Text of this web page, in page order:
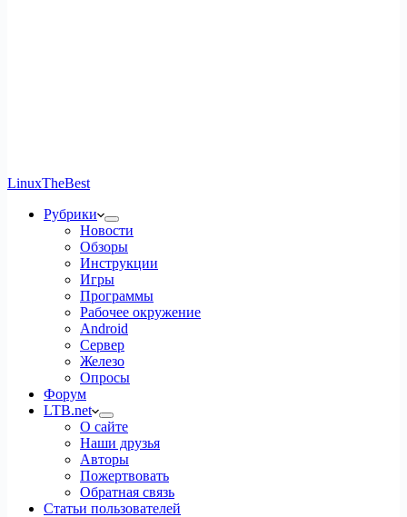
LinuxTheBest
Рубрики
Новости
Обзоры
Инструкции
Игры
Программы
Рабочее окружение
Android
Сервер
Железо
Опросы
Форум
LTB.net
О сайте
Наши друзья
Авторы
Пожертвовать
Обратная связь
Статьи пользователей